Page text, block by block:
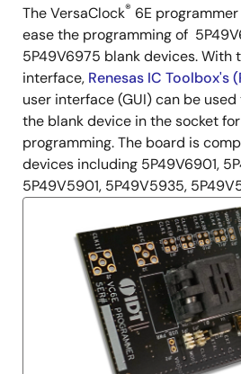
描
述
The VersaClock® 6E
ease the programming of
5P49V6975 blank devices. With
interface, Renesas IC Toolbox's
user interface (GUI) can be
the blank device in the socket
programming. The board is
devices including 5P49V6901,
5P49V5901, 5P49V5935,